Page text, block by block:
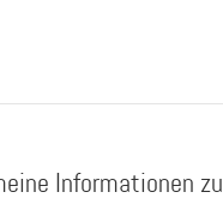
Informationen